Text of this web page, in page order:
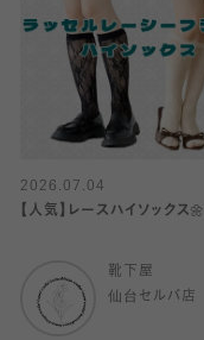
2026.07.04
【人気】レースハイソックス🌼
靴下屋
仙台セルバ店